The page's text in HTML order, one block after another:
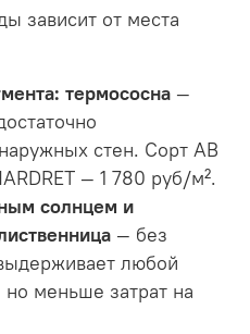
зависит от места
термососна —
стен. Сорт АВ
— 1 780 руб/м².
солнцем и
— без
любой
меньше затрат на